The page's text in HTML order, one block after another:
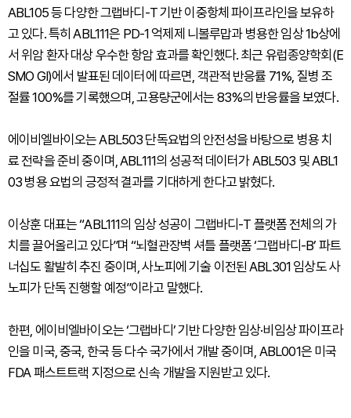
ABL105 등 다양한 그랩바디-T 기반 이중항체 파이프라인을 보유하
고 있다. 특히 ABL111은 PD-1 억제제 니볼루맙과 병용한 임상 1b상에
서 위암 환자 대상 우수한 항암 효과를 확인했다. 최근 유럽종양학회(E
SMO GI)에서 발표된 데이터에 따르면, 객관적 반응률 71%, 질병 조
절률 100%를 기록했으며, 고용량군에서는 83%의 반응률을 보였다.
에이비엘바이오는 ABL503 단독요법의 안전성을 바탕으로 병용 치
료 전략을 준비 중이며, ABL111의 성공적 데이터가 ABL503 및 ABL1
03 병용 요법의 긍정적 결과를 기대하게 한다고 밝혔다.
이상훈 대표는 “ABL111의 임상 성공이 그랩바디-T 플랫폼 전체의 가
치를 끌어올리고 있다”며 “뇌혈관장벽 셔틀 플랫폼 ‘그랩바디-B’ 파트
너십도 활발히 추진 중이며, 사노피에 기술 이전된 ABL301 임상도 사
노피가 단독 진행할 예정”이라고 말했다.
한편, 에이비엘바이오는 ‘그랩바디’ 기반 다양한 임상·비임상 파이프라
인을 미국, 중국, 한국 등 다수 국가에서 개발 중이며, ABL001은 미국
FDA 패스트트랙 지정으로 신속 개발을 지원받고 있다.